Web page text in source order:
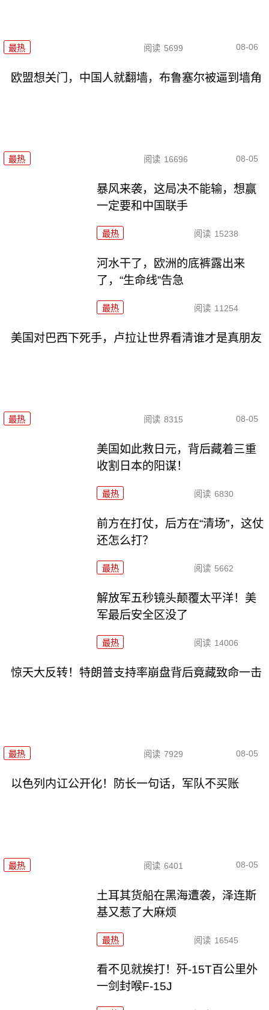
最热 阅读 5699 08-06
欧盟想关门，中国人就翻墙，布鲁塞尔被逼到墙角
最热 阅读 16696 08-05
暴风来袭，这局决不能输，想赢
一定要和中国联手
最热 阅读 15238
河水干了，欧洲的底裤露出来
了，“生命线”告急
最热 阅读 11254
美国对巴西下死手，卢拉让世界看清谁才是真朋友
最热 阅读 8315 08-05
美国如此救日元，背后藏着三重
收割日本的阳谋！
最热 阅读 6830
前方在打仗，后方在“清场”，这仗
还怎么打？
最热 阅读 5662
解放军五秒镜头颠覆太平洋！美
军最后安全区没了
最热 阅读 14006
惊天大反转！特朗普支持率崩盘背后竟藏致命一击
最热 阅读 7929 08-05
以色列内讧公开化！防长一句话，军队不买账
最热 阅读 6401 08-05
土耳其货船在黑海遭袭，泽连斯
基又惹了大麻烦
最热 阅读 16545
看不见就挨打！歼-15T百公里外
一剑封喉F-15J